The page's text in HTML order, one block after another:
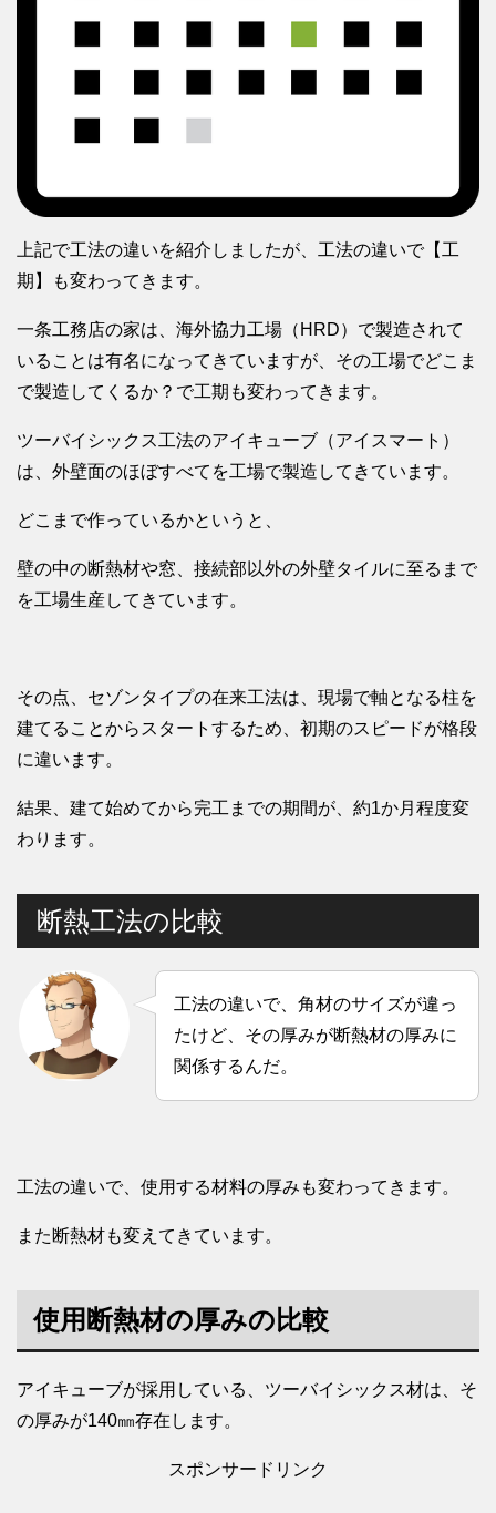
上記で工法の違いを紹介しましたが、工法の違いで【工
期】も変わってきます。
一条工務店の家は、海外協力工場（HRD）で製造されて
いることは有名になってきていますが、その工場でどこま
で製造してくるか？で工期も変わってきます。
ツーバイシックス工法のアイキューブ（アイスマート）
は、外壁面のほぼすべてを工場で製造してきています。
どこまで作っているかというと、
壁の中の断熱材や窓、接続部以外の外壁タイルに至るまで
を工場生産してきています。
その点、セゾンタイプの在来工法は、現場で軸となる柱を
建てることからスタートするため、初期のスピードが格段
に違います。
結果、建て始めてから完工までの期間が、約1か月程度変
わります。
断熱工法の比較
工法の違いで、角材のサイズが違っ
たけど、その厚みが断熱材の厚みに
関係するんだ。
工法の違いで、使用する材料の厚みも変わってきます。
また断熱材も変えてきています。
使用断熱材の厚みの比較
アイキューブが採用している、ツーバイシックス材は、そ
の厚みが140㎜存在します。
スポンサードリンク